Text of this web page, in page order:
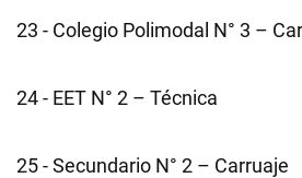
23 - Colegio Polimodal N° 3 –
24 - EET N° 2 – Técnica
25 - Secundario N° 2 – Carruaje